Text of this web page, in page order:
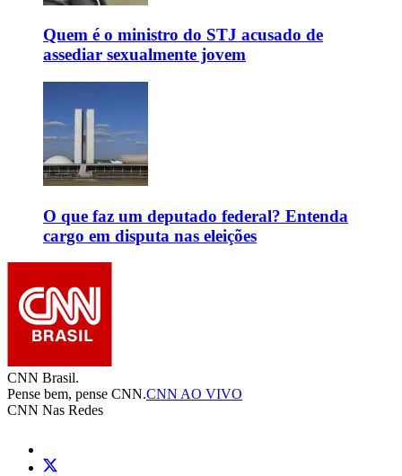
Quem é o ministro do STJ acusado de
assediar sexualmente jovem
O que faz um deputado federal? Entenda
cargo em disputa nas eleições
CNN Brasil.
Pense bem, pense CNN.CNN AO VIVO
CNN Nas Redes